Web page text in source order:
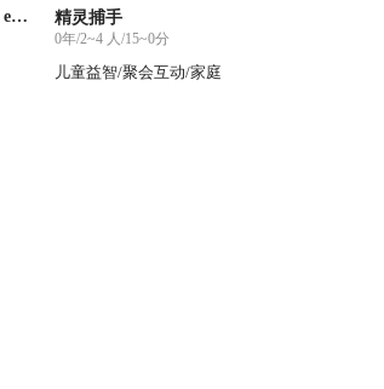
Space Hulk (fourth edition) 精灵捕手
0年/2~4 人/15~0分
儿童益智/聚会互动/家庭